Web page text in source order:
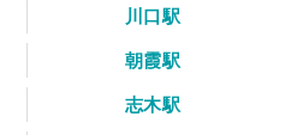
川口駅
朝霞駅
志木駅